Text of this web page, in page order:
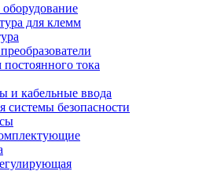
для клемм
тока
и кабельные ввода
системы безопасности